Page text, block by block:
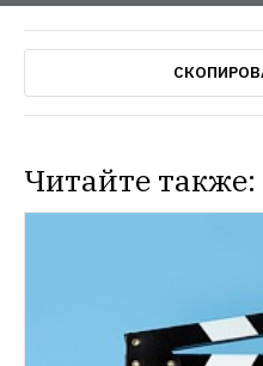
Читайте также: